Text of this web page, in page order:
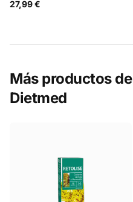
27,99 €
Más productos de
Dietmed